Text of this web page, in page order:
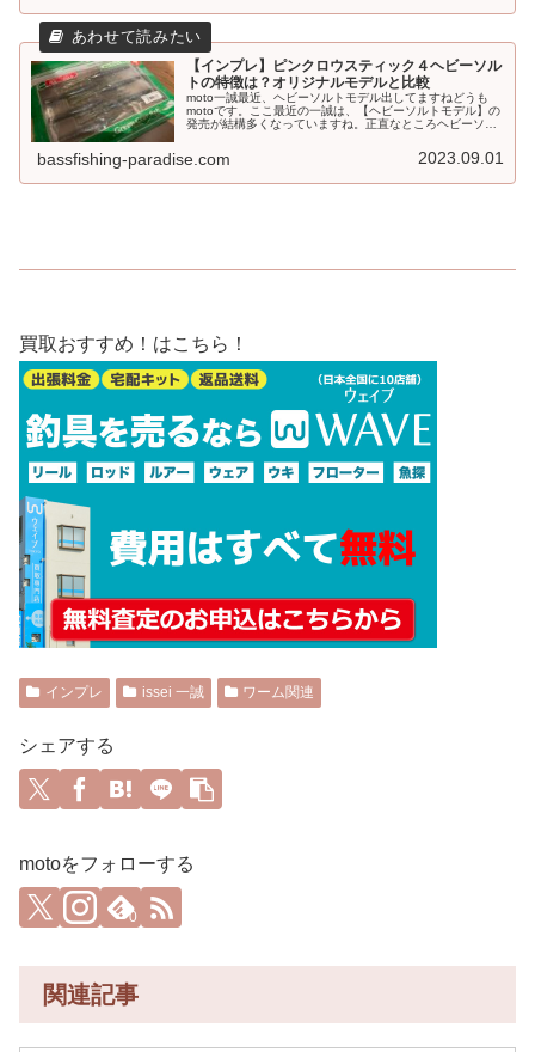
【インプレ】ピンクロウスティック４ヘビーソル
トの特徴は？オリジナルモデルと比較
moto一誠最近、ヘビーソルトモデル出してますねどうも
motoです。ここ最近の一誠は、【ヘビーソルトモデル】の
発売が結構多くなっていますね。正直なところヘビーソル
bassfishing-paradise.com 2023.09.01
買取おすすめ！はこちら！
インプレ issei 一誠 ワーム関連
シェアする
motoをフォローする
0
関連記事